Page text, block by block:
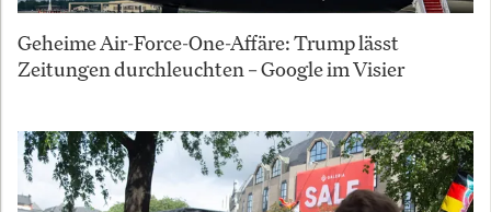
Geheime Air-Force-One-Affäre: Trump lässt
Zeitungen durchleuchten – Google im Visier